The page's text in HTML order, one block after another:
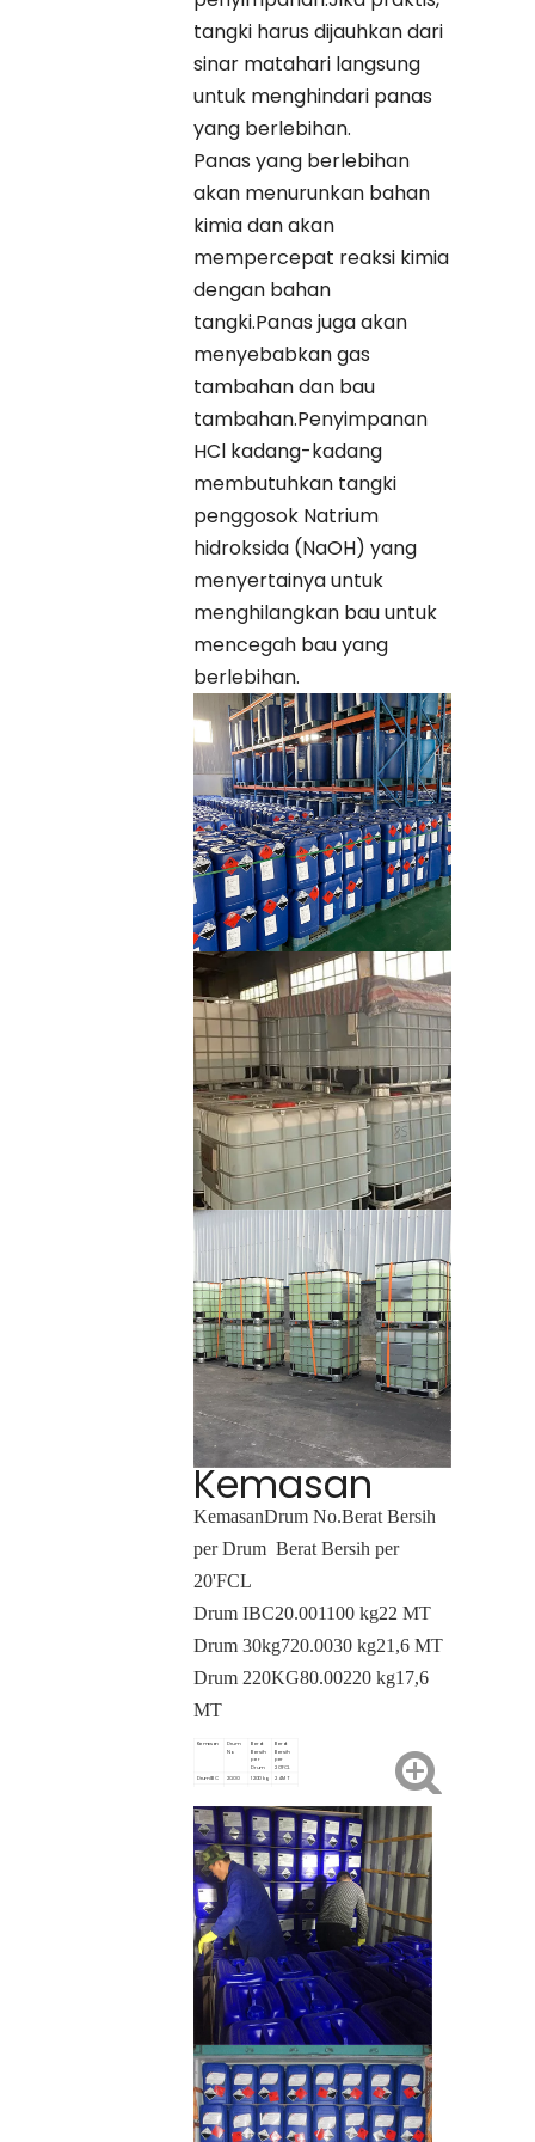
tangki harus dijauhkan dari
sinar matahari langsung
untuk menghindari panas
yang berlebihan.
Panas yang berlebihan
akan menurunkan bahan
kimia dan akan
mempercepat reaksi kimia
dengan bahan
tangki.Panas juga akan
menyebabkan gas
tambahan dan bau
tambahan.Penyimpanan
HCl kadang-kadang
membutuhkan tangki
penggosok Natrium
hidroksida (NaOH) yang
menyertainya untuk
menghilangkan bau untuk
mencegah bau yang
berlebihan.
Kemasan
KemasanDrum No.Berat Bersih
per Drum Berat Bersih per
20'FCL
Drum IBC20.001100 kg22 MT
Drum 30kg720.0030 kg21,6 MT
Drum 220KG80.00220 kg17,6
MT
Kemasan
Drum
No.
Berat
Bersih
per
Drum
Berat
Bersih
per
20'FCL
Drum IBC
20.00 1200 kg
24 MT
Drum
220KG
80.00 220 kg 17,6 MT